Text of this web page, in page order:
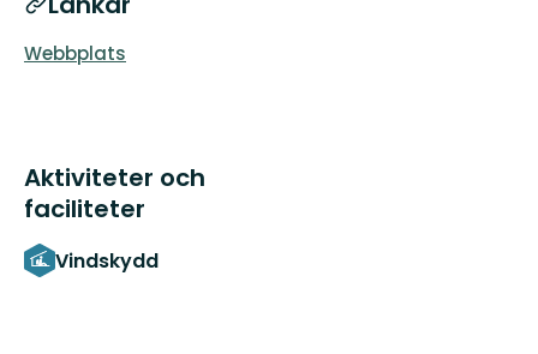
Webbplats
Aktiviteter och
faciliteter
Vindskydd